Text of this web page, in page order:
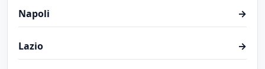
Napoli →
Lazio →